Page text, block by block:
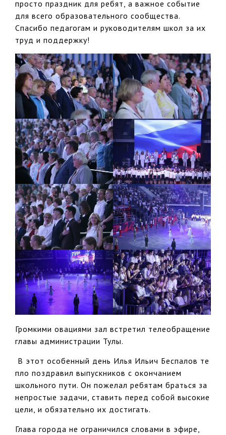
просто праздник для ребят, а важное событие
для всего образовательного сообщества.
Спасибо педагогам и руководителям школ за их
труд и поддержку!
Громкими овациями зал встретил телеобращение
главы администрации Тулы.
В этот особенный день Илья Ильич Беспалов те
пло поздравил выпускников с окончанием
школьного пути. Он пожелал ребятам браться за
непростые задачи, ставить перед собой высокие
цели, и обязательно их достигать.
Глава города не ограничился словами в эфире,